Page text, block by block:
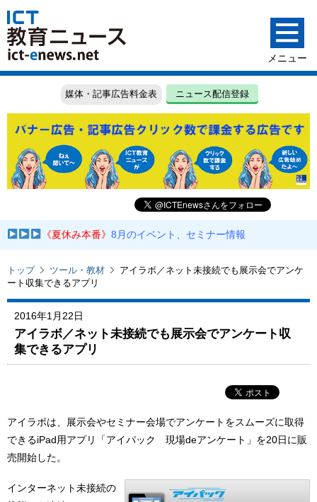
媒体・記事広告料金表 ニュース配信登録
《夏休み本番》8月のイベント、セミナー情報
トップ ツール・教材
アイラボ／ネット未接続でも展示会でアンケ
ート収集できるアプリ
2016年1月22日
アイラボ／ネット未接続でも展示会でアンケート収
集できるアプリ
アイラボは、展示会やセミナー会場でアンケートをスムーズに取得
できるiPad用アプリ「アイパック 現場deアンケート」を20日に販
売開始した。
インターネット未接続の